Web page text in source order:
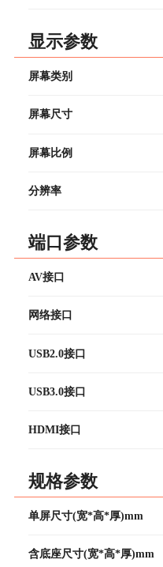
显示参数
屏幕类别
屏幕尺寸
屏幕比例
分辨率
端口参数
AV接口
网络接口
USB2.0接口
USB3.0接口
HDMI接口
规格参数
单屏尺寸(宽*高*厚)mm
含底座尺寸(宽*高*厚)mm